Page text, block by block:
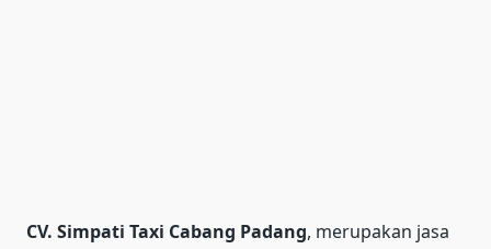
CV. Simpati Taxi Cabang Padang, merupakan jasa